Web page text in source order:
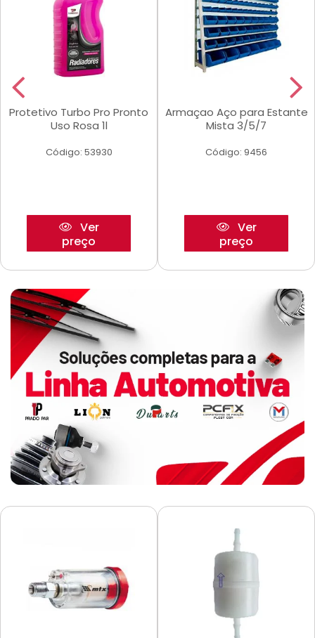
Protetivo Turbo Pro Pronto
Uso Rosa 1l
Código: 53930
Ver
preço
Armaçao Aço para Estante
Mista 3/5/7
Código: 9456
Ver
preço